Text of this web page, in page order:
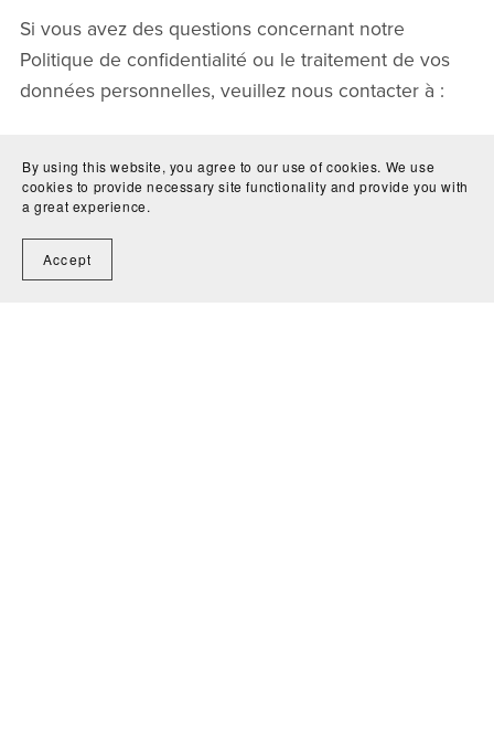
Si vous avez des questions concernant notre
Politique de confidentialité ou le traitement de vos
données personnelles, veuillez nous contacter à :
3 Pl. Octogonale, 77700 Chessy
nora.aradi97@gmail.com
By using this website, you agree to our use of cookies. We use
cookies to provide necessary site functionality and provide you with
a great experience.
Accept